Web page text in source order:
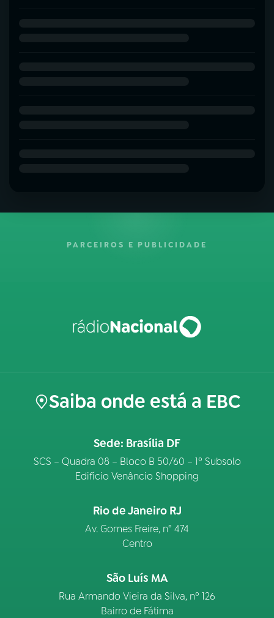
PARCEIROS E PUBLICIDADE
Saiba onde está a EBC
Sede: Brasília DF
SCS – Quadra 08 – Bloco B 50/60 – 1º Subsolo
Edifício Venâncio Shopping
Rio de Janeiro RJ
Av. Gomes Freire, n° 474
Centro
São Luís MA
Rua Armando Vieira da Silva, nº 126
Bairro de Fátima